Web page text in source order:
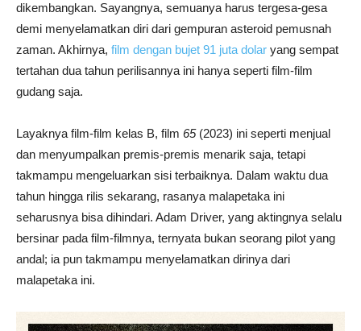
dikembangkan. Sayangnya, semuanya harus tergesa-gesa
demi menyelamatkan diri dari gempuran asteroid pemusnah
zaman. Akhirnya, film dengan bujet 91 juta dolar yang sempat
tertahan dua tahun perilisannya ini hanya seperti film-film
gudang saja.
Layaknya film-film kelas B, film 65 (2023) ini seperti menjual
dan menyumpalkan premis-premis menarik saja, tetapi
takmampu mengeluarkan sisi terbaiknya. Dalam waktu dua
tahun hingga rilis sekarang, rasanya malapetaka ini
seharusnya bisa dihindari. Adam Driver, yang aktingnya selalu
bersinar pada film-filmnya, ternyata bukan seorang pilot yang
andal; ia pun takmampu menyelamatkan dirinya dari
malapetaka ini.